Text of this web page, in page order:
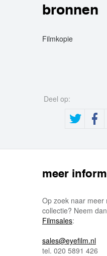
bronnen
Filmkopie
Deel op:
meer
Op zoek naar meer
collectie? Neem
Filmsales:
sales@eyefilm.nl
tel. 020 5891 426